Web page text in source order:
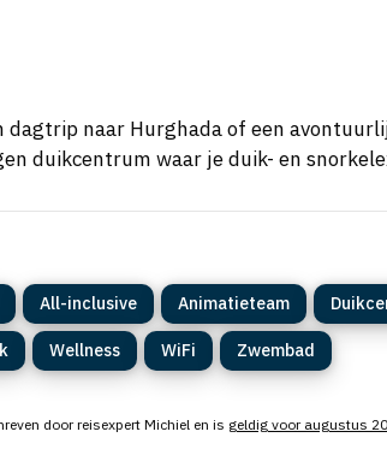
naar Hurghada of een
duikcentrum waar je duik- en
All-inclusive Animatieteam
Wellness WiFi Zwembad
door reisexpert Michiel en is geldig voor augustus